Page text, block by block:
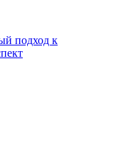
подход к